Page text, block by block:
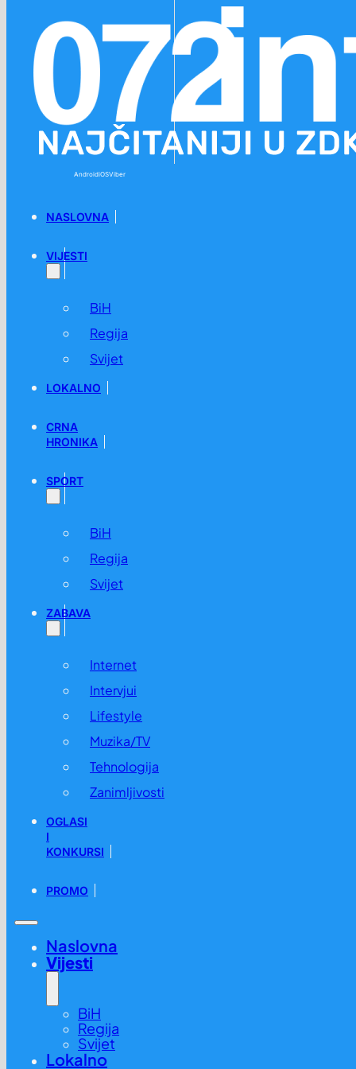
AndroidiOSViber
NASLOVNA
VIJESTI
BiH
Regija
Svijet
LOKALNO
CRNA
HRONIKA
SPORT
BiH
Regija
Svijet
ZABAVA
Internet
Intervjui
Lifestyle
Muzika/TV
Tehnologija
Zanimljivosti
OGLASI
I
KONKURSI
PROMO
Naslovna
Vijesti
BiH
Regija
Svijet
Lokalno